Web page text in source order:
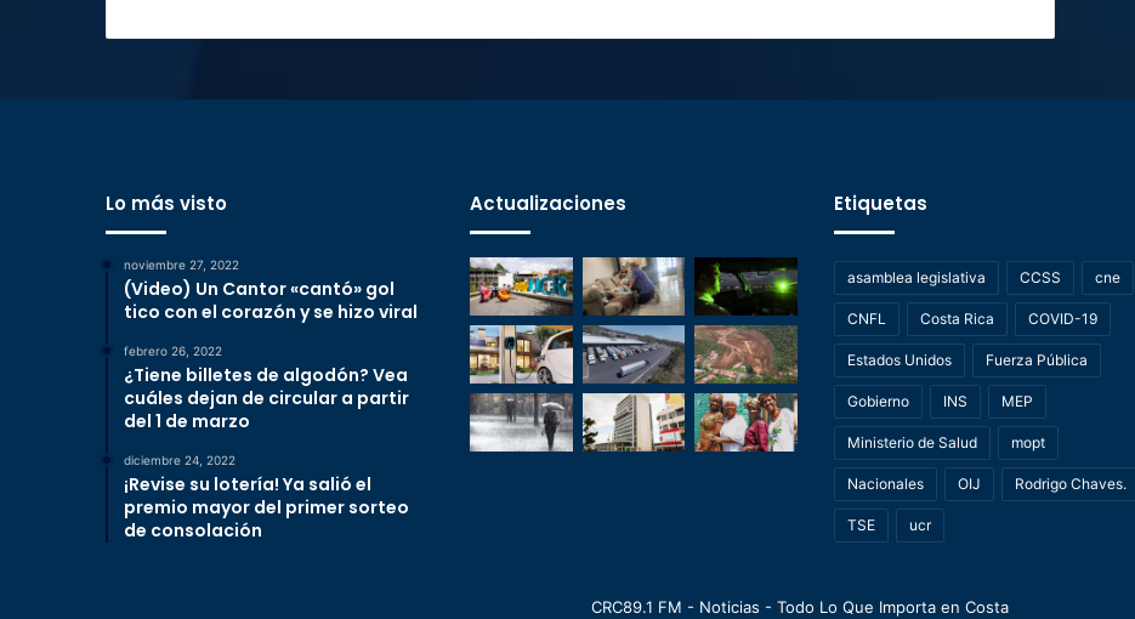
Lo más visto
noviembre 27, 2022
(Video) Un Cantor «cantó» gol
tico con el corazón y se hizo viral
febrero 26, 2022
¿Tiene billetes de algodón? Vea
cuáles dejan de circular a partir
del 1 de marzo
diciembre 24, 2022
¡Revise su lotería! Ya salió el
premio mayor del primer sorteo
de consolación
Actualizaciones Etiquetas
asamblea legislativa CCSS cne
CNFL Costa Rica COVID-19
Estados Unidos Fuerza Pública
Gobierno INS MEP
Ministerio de Salud mopt
Nacionales OIJ Rodrigo Chaves.
TSE ucr
CRC89.1 FM - Noticias - Todo Lo Que Importa en Costa